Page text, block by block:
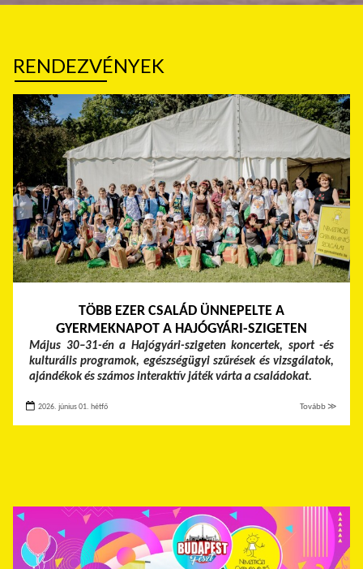
RENDEZVÉNYEK
TÖBB EZER CSALÁD ÜNNEPELTE A
GYERMEKNAPOT A HAJÓGYÁRI-SZIGETEN
Május 30–31-én a Hajógyári-szigeten koncertek, sport -és
kulturális programok, egészségügyi szűrések és vizsgálatok,
ajándékok és számos interaktív játék várta a családokat.
2026. június 01. hétfő Tovább ≫